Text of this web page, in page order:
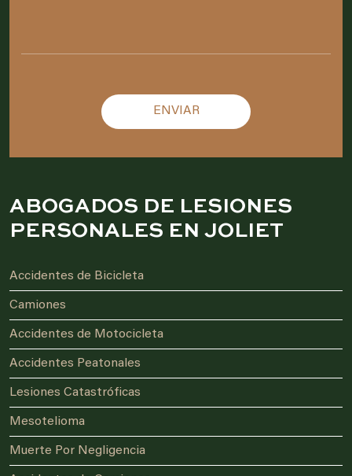
ABOGADOS DE LESIONES
PERSONALES EN JOLIET
Accidentes de Bicicleta
Camiones
Accidentes de Motocicleta
Accidentes Peatonales
Lesiones Catastróficas
Mesotelioma
Muerte Por Negligencia